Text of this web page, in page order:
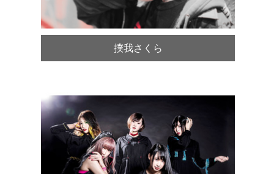
撲我さくら